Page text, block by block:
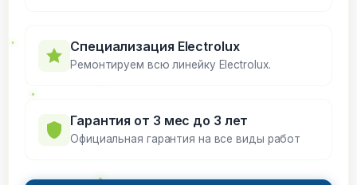
Специализация Electrolux
Ремонтируем всю линейку Electrolux.
Гарантия от 3 мес до 3 лет
Официальная гарантия на все виды работ